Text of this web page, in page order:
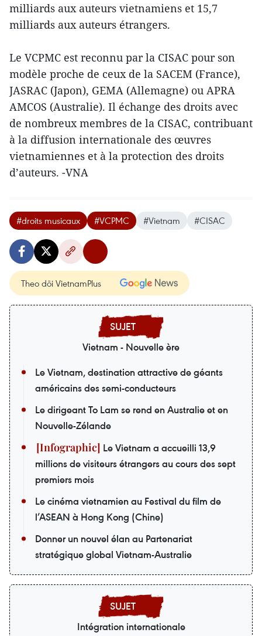
milliards aux auteurs vietnamiens et 15,7
milliards aux auteurs étrangers.
Le VCPMC est reconnu par la CISAC pour son
modèle proche de ceux de la SACEM (France),
JASRAC (Japon), GEMA (Allemagne) ou APRA
AMCOS (Australie). Il échange des droits avec
de nombreux membres de la CISAC, contribuant
à la diffusion internationale des œuvres
vietnamiennes et à la protection des droits
d’auteurs. -VNA
#droits musicaux #VCPMC #Vietnam #CISAC
Theo dõi VietnamPlus
Vietnam - Nouvelle ère
Le Vietnam, destination attractive de géants
américains des semi-conducteurs
Le dirigeant To Lam se rend en Australie et en
Nouvelle-Zélande
Le Vietnam a accueilli 13,9
millions de visiteurs étrangers au cours des sept
premiers mois
Le cinéma vietnamien au Festival du film de
l’ASEAN à Hong Kong (Chine)
Donner un nouvel élan au Partenariat
stratégique global Vietnam-Australie
Intégration internationale